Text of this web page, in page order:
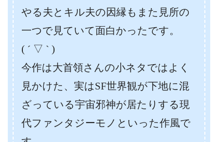
やる夫とキル夫の因縁もまた見所の
一つで見ていて面白かったです。
( ´ ▽ ` )
今作は大首領さんの小ネタではよく
見かけた、実はSF世界観が下地に混
ざっている宇宙邪神が居たりする現
代ファンタジーモノといった作風で